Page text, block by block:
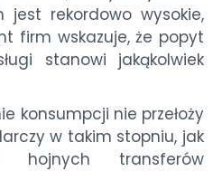
jest rekordowo wysokie,
firm wskazuje, że popyt
stanowi jakąkolwiek
konsumpcji nie przełoży
w takim stopniu, jak
hojnych transferów